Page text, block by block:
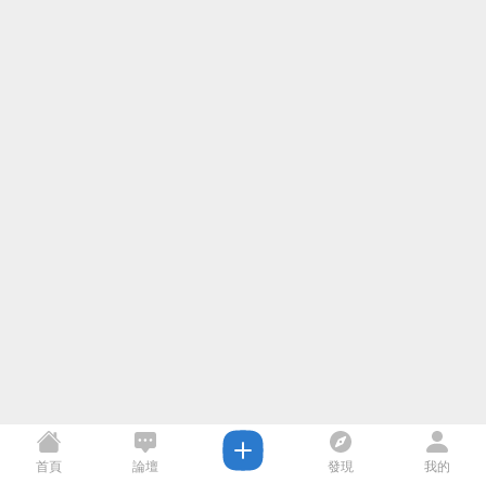
首頁 論壇 發現 我的